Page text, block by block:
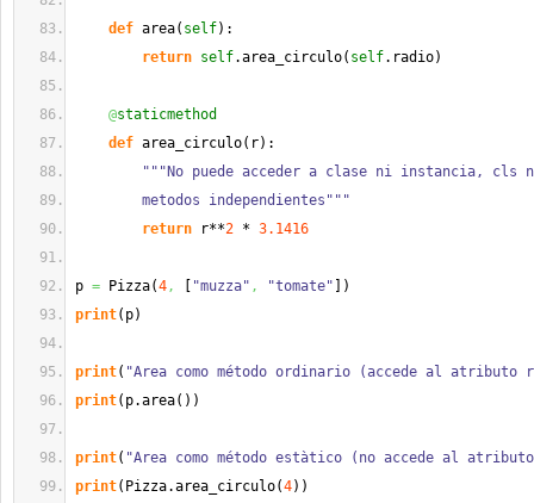
def area( self) :
return self.area_circulo( self. radio)
@staticmethod
def area_circulo( r) :
"""No puede acceder a clase ni instancia, cls
metodos independientes"""
return r**2 * 3.1416
p = Pizza(4, "muzza" , "tomate"
)
print( p)
print( "Area como método ordinario (accede al atributo
print( p.area( ) )
print( "Area como método estàtico (no accede al
print( Pizza.area_circulo(4) )